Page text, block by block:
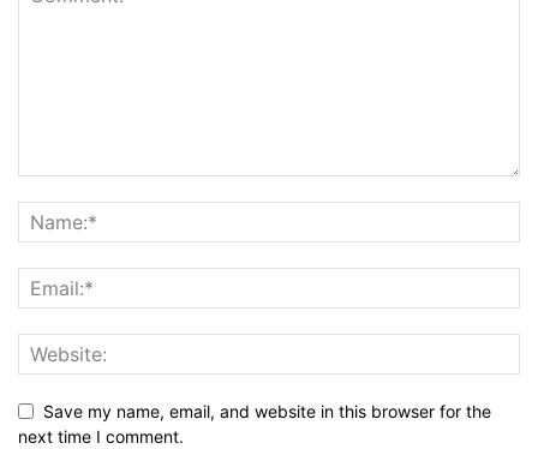
Save my name, email, and website in this browser for the
next time I comment.